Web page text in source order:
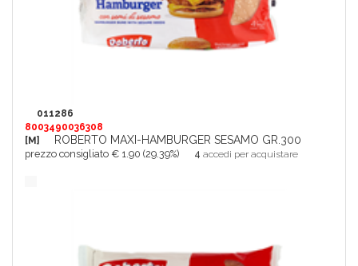
011286
8003490036308
[M]
ROBERTO MAXI-HAMBURGER SESAMO GR.300
prezzo consigliato € 1.90 (29.39%) 4 accedi per acquistare